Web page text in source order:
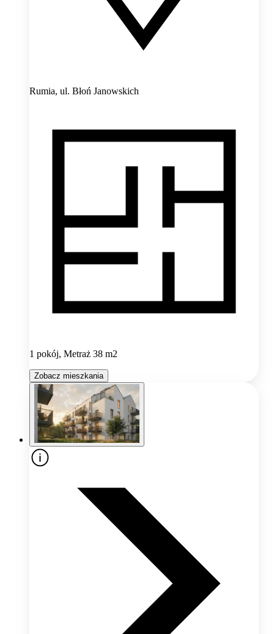
Rumia, ul. Błoń Janowskich
1 pokój, Metraż 38 m2
Zobacz mieszkania